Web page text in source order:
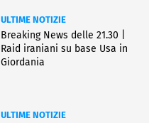
ULTIME NOTIZIE
Breaking News delle 21.30 |
Raid iraniani su base Usa in
Giordania
ULTIME NOTIZIE